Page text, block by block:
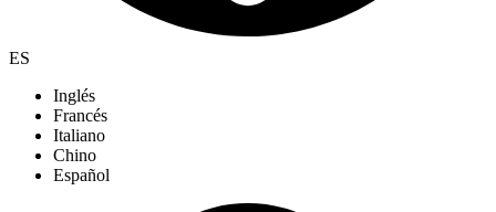
ES
Inglés
Francés
Italiano
Chino
Español